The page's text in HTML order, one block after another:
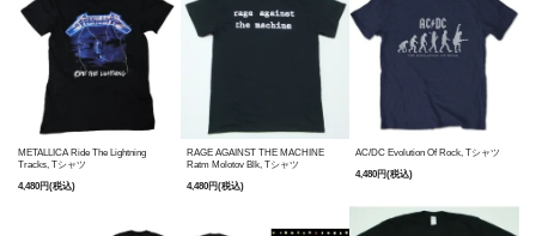
METALLICA Ride The Lightning
Tracks, Tシャツ
4,480円(税込)
RAGE AGAINST THE MACHINE
Ratm Molotov Blk, Tシャツ
4,480円(税込)
AC/DC Evolution Of Rock, Tシャツ
4,480円(税込)